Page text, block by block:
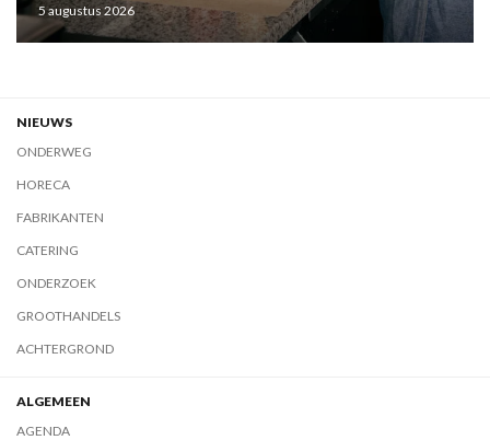
5 augustus 2026
NIEUWS
ONDERWEG
HORECA
FABRIKANTEN
CATERING
ONDERZOEK
GROOTHANDELS
ACHTERGROND
ALGEMEEN
AGENDA